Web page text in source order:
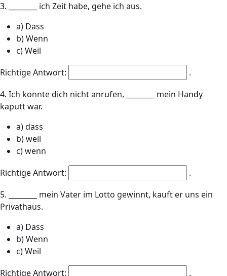
3. ________ ich Zeit habe, gehe ich aus.
a) Dass
b) Wenn
c) Weil
Richtige Antwort:
.
4. Ich konnte dich nicht anrufen, ________ mein Handy
kaputt war.
a) dass
b) weil
c) wenn
Richtige Antwort:
.
5. ________ mein Vater im Lotto gewinnt, kauft er uns ein
Privathaus.
a) Dass
b) Wenn
c) Weil
Richtige Antwort:
.